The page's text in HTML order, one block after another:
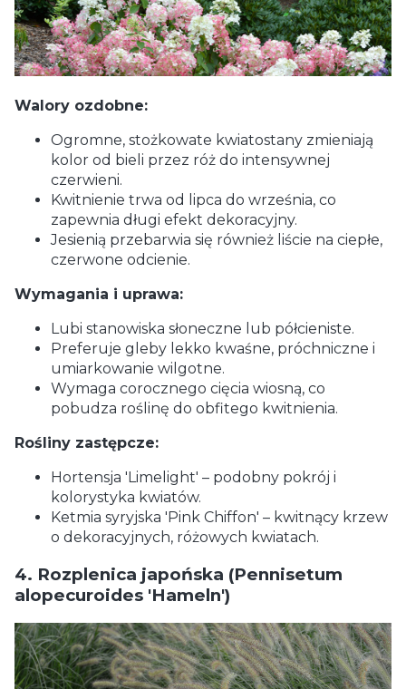
Walory ozdobne:
Ogromne, stożkowate kwiatostany zmieniają
kolor od bieli przez róż do intensywnej
czerwieni.
Kwitnienie trwa od lipca do września, co
zapewnia długi efekt dekoracyjny.
Jesienią przebarwia się również liście na ciepłe,
czerwone odcienie.
Wymagania i uprawa:
Lubi stanowiska słoneczne lub półcieniste.
Preferuje gleby lekko kwaśne, próchniczne i
umiarkowanie wilgotne.
Wymaga corocznego cięcia wiosną, co
pobudza roślinę do obfitego kwitnienia.
Rośliny zastępcze:
Hortensja 'Limelight' – podobny pokrój i
kolorystyka kwiatów.
Ketmia syryjska 'Pink Chiffon' – kwitnący krzew
o dekoracyjnych, różowych kwiatach.
4. Rozplenica japońska (Pennisetum
alopecuroides 'Hameln')